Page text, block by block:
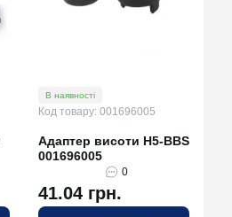
В наявності
Код товару: 001696005
Адаптер висоти H5-BBS
001696005
0
41.04 грн.